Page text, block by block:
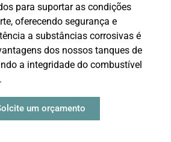
para suportar as condições
oferecendo segurança e
a substâncias corrosivas é
dos nossos tanques de
a integridade do combustível
um orçamento